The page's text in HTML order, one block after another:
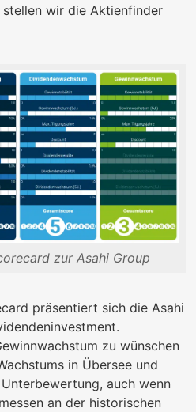
stellen wir die Aktienfinder
zur Asahi Group
präsentiert sich die Asahi
zu wünschen
in Übersee und
auch wenn
an der historischen